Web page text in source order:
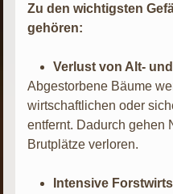
Zu den wichtigsten
gehören:
Verlust von Alt-
Abgestorbene Bäume
wirtschaftlichen oder
entfernt. Dadurch gehen
Brutplätze verloren.
Intensive